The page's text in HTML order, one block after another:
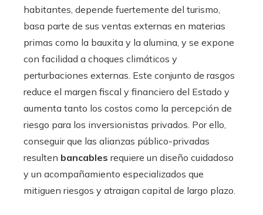
habitantes, depende fuertemente del turismo,
basa parte de sus ventas externas en materias
primas como la bauxita y la alumina, y se expone
con facilidad a choques climáticos y
perturbaciones externas. Este conjunto de rasgos
reduce el margen fiscal y financiero del Estado y
aumenta tanto los costos como la percepción de
riesgo para los inversionistas privados. Por ello,
conseguir que las alianzas público-privadas
resulten bancables requiere un diseño cuidadoso
y un acompañamiento especializados que
mitiguen riesgos y atraigan capital de largo plazo.